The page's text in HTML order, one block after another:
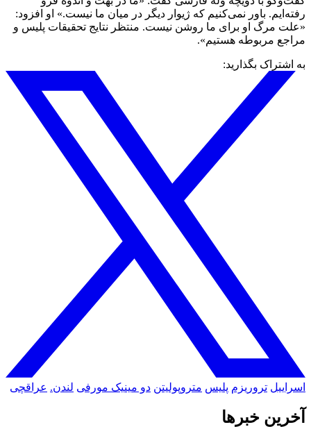
رفته‌ایم. باور نمی‌کنیم که ژیوار دیگر در میان ما نیست.» او افزود:
«علت مرگ او برای ما روشن نیست. منتظر نتایج تحقیقات پلیس و
مراجع مربوطه هستیم».
به اشتراک بگذارید:
اسراییل تروریزم پلیس متروپولیتن دو مینیک مورفی لندن. عراقچی
آخرین خبرها